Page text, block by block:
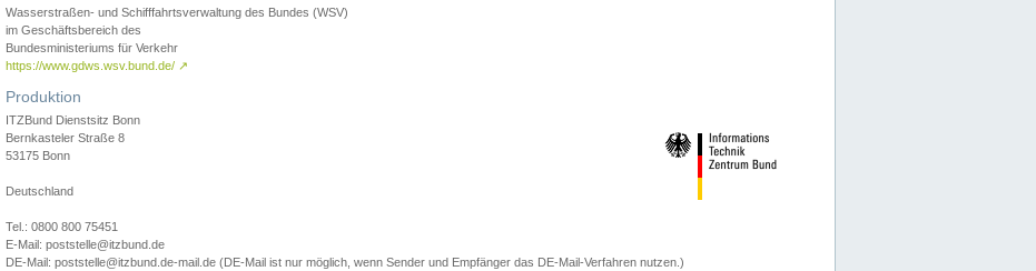
Wasserstraßen- und Schifffahrtsverwaltung des Bundes (WSV)
im Geschäftsbereich des
Bundesministeriums für Verkehr
https://www.gdws.wsv.bund.de/ ↗
Produktion
ITZBund Dienstsitz Bonn
Bernkasteler Straße 8
53175 Bonn
Deutschland
Tel.: 0800 800 75451
E-Mail: poststelle@itzbund.de
DE-Mail: poststelle@itzbund.de-mail.de (DE-Mail ist nur möglich, wenn Sender und Empfänger das DE-Mail-Verfahren nutzen.)